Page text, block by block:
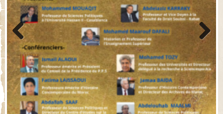
Previo
us
Next